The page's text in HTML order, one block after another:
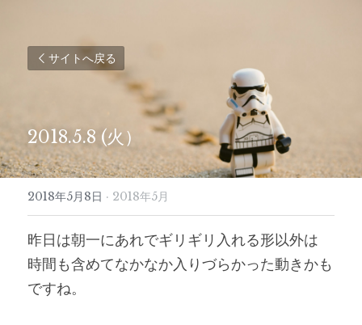
サイトへ戻る
2018.5.8 (火）
2018年5月8日 · 2018年5月
昨日は朝一にあれでギリギリ入れる形以外は
時間も含めてなかなか入りづらかった動きかも
ですね。